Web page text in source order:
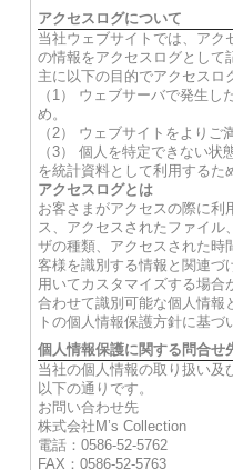
アクセスログについて
当社ウェブサイトでは、アク
の情報をアクセスログとして
主に以下の目的でアクセスロ
（1） ウェブサーバで発生
め。
（2） ウェブサイトをよりご
（3） 個人を特定できない
を統計資料として利用するた
アクセスログとは
お客さまがアクセスの際に利
ス、アクセスされたファイル
ザの種類、アクセスされた時
客様を識別する情報と関連づ
用いてカスタマイズする場合
合わせて識別可能な個人情報
トの個人情報保護方針に基づ
個人情報保護に関する問合せ
当社の個人情報の取り扱い及
以下の通りです。
お問い合わせ先
株式会社M’s Collection
電話：0586-52-5762
FAX：0586-52-5763